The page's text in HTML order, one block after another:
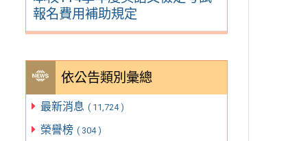
報名費用補助規定
依公告類別彙總
最新消息 ( 11,724 )
榮譽榜 ( 304 )